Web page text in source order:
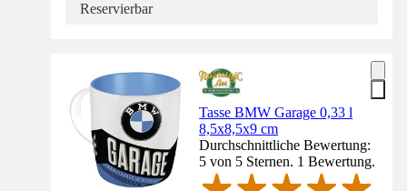
Reservierbar
Tasse BMW Garage 0,33 l
8,5x8,5x9 cm
Durchschnittliche Bewertung:
5 von 5 Sternen. 1 Bewertung.